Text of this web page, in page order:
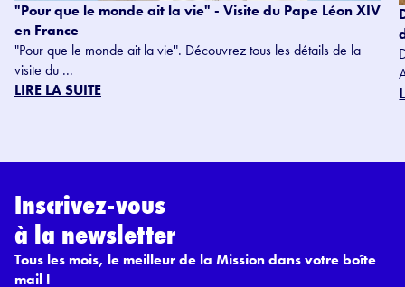
"Pour que le monde ait la vie" - Visite du Pape Léon XIV
en France
"Pour que le monde ait la vie". Découvrez tous les détails de la
visite du ...
LIRE LA SUITE
Inscrivez-vous
à la newsletter
Tous les mois, le meilleur de la Mission dans votre boîte
mail !